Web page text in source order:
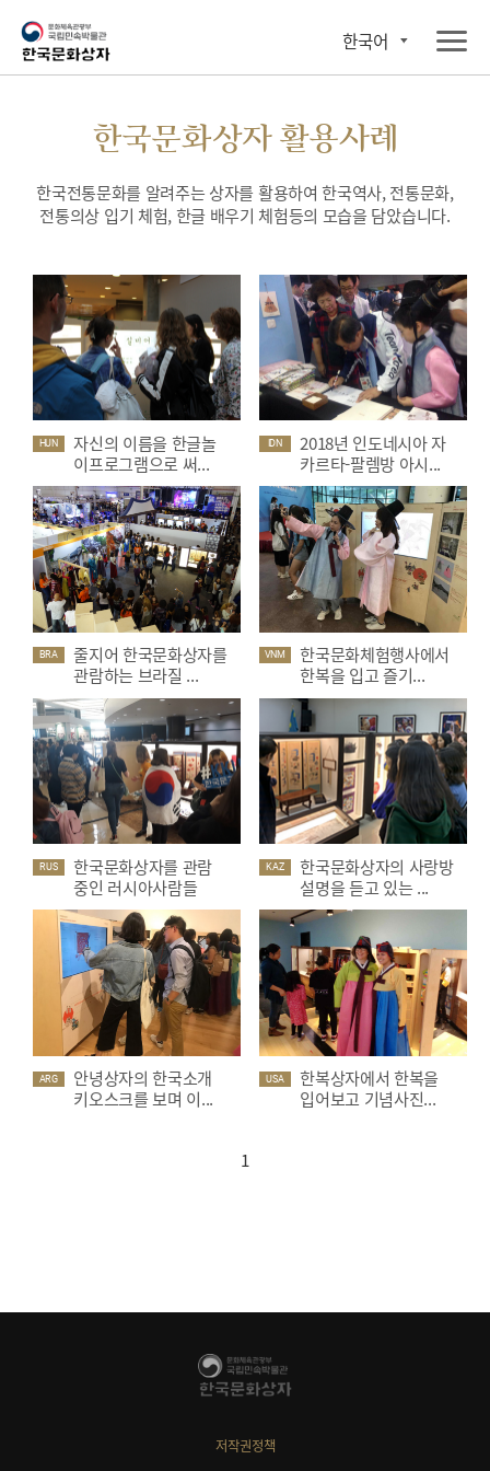
한국어
한국문화상자 활용사례
한국전통문화를 알려주는 상자를 활용하여 한국역사, 전통문화,
전통의상 입기 체험, 한글 배우기 체험등의 모습을 담았습니다.
HUN
자신의 이름을 한글놀
이프로그램으로 써...
IDN
2018년 인도네시아 자
카르타-팔렘방 아시...
BRA
줄지어 한국문화상자를
관람하는 브라질 ...
VNM
한국문화체험행사에서
한복을 입고 즐기...
RUS
한국문화상자를 관람
중인 러시아사람들
KAZ
한국문화상자의 사랑방
설명을 듣고 있는 ...
ARG
안녕상자의 한국소개
키오스크를 보며 이...
USA
한복상자에서 한복을
입어보고 기념사진...
1
저작권정책